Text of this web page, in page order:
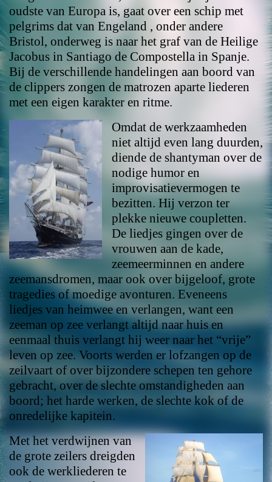
oudste van Europa is, gaat over een schip met
pelgrims dat van Engeland , onder andere
Bristol, onderweg is naar het graf van de Heilige
Jacobus in Santiago de Compostella in Spanje.
Bij de verschillende handelingen aan boord van
de clippers zongen de matrozen aparte liederen
met een eigen karakter en ritme.
Omdat de werkzaamheden
niet altijd even lang duurden,
diende de shantyman over de
nodige humor en
improvisatievermogen te
bezitten. Hij verzon ter
plekke nieuwe coupletten.
De liedjes gingen over de
vrouwen aan de kade,
zeemeerminnen en andere
zeemansdromen, maar ook over bijgeloof, grote
tragedies of moedige avonturen. Eveneens
liedjes van heimwee en verlangen, want een
zeeman op zee verlangt altijd naar huis en
eenmaal thuis verlangt hij weer naar het “vrije”
leven op zee. Voorts werden er lofzangen op de
zeilvaart of over bijzondere schepen ten gehore
gebracht, over de slechte omstandigheden aan
boord; het harde werken, de slechte kok of de
onredelijke kapitein.
Met het verdwijnen van
de grote zeilers dreigden
ook de werkliederen te